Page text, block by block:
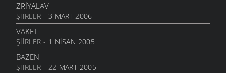
ZRIYALAV
ŞIIRLER - 3 MART 2006
VAKET
ŞIIRLER - 1 NISAN 2005
BAZEN
ŞIIRLER - 22 MART 2005